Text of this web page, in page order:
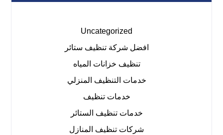
Uncategorized
افضل شركة تنظيف ستائر
تنظيف خزانات المياه
خدمات التنظيف المنزلي
خدمات تنظيف
خدمات تنظيف الستائر
شركات تنظيف المنازل